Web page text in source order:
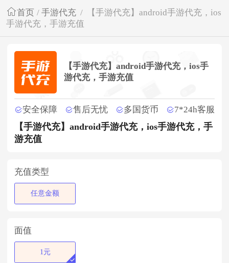
首页 / 手游代充 /
【手游代充】android手游代充，ios
手游代充，手游充值
【手游代充】android手游代充，ios手
游代充，手游充值
安全保障 售后无忧 多国货币 7*24h客服
【手游代充】android手游代充，ios手游代充，手
游充值
充值类型
任意金额
面值
1元